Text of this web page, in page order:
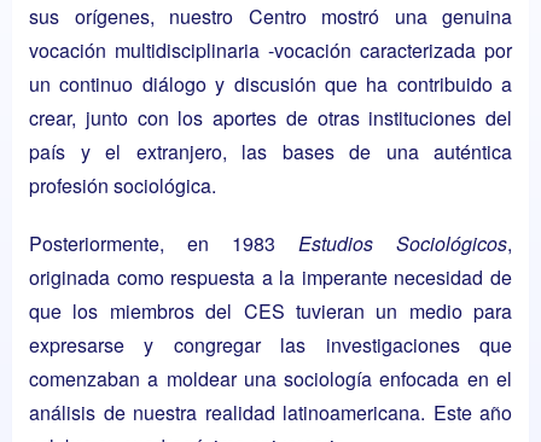
sus orígenes, nuestro Centro mostró una genuina
vocación multidisciplinaria -vocación caracterizada por
un continuo diálogo y discusión que ha contribuido a
crear, junto con los aportes de otras instituciones del
país y el extranjero, las bases de una auténtica
profesión sociológica.
Posteriormente, en 1983 Estudios Sociológicos,
originada como respuesta a la imperante necesidad de
que los miembros del CES tuvieran un medio para
expresarse y congregar las investigaciones que
comenzaban a moldear una sociología enfocada en el
análisis de nuestra realidad latinoamericana. Este año